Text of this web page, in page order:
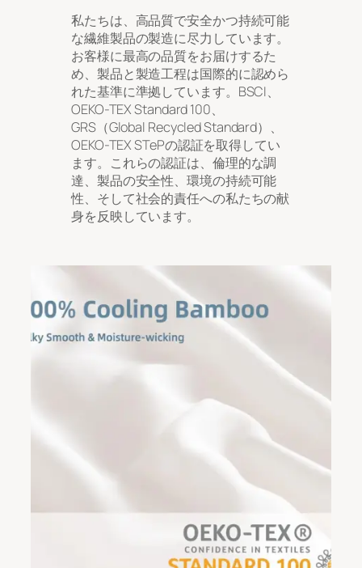
私たちは、高品質で安全かつ持続可能
な繊維製品の製造に尽力しています。
お客様に最高の品質をお届けするた
め、製品と製造工程は国際的に認めら
れた基準に準拠しています。BSCI、
OEKO-TEX Standard 100、
GRS（Global Recycled Standard）、
OEKO-TEX STePの認証を取得してい
ます。これらの認証は、倫理的な調
達、製品の安全性、環境の持続可能
性、そして社会的責任への私たちの献
身を反映しています。